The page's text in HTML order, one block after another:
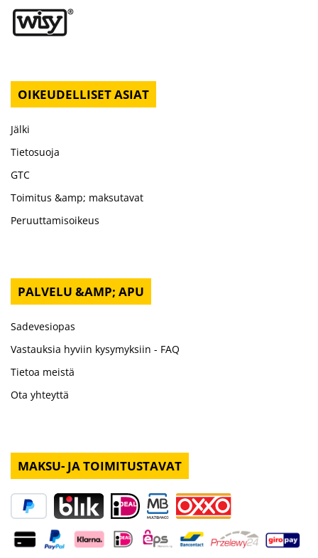
OIKEUDELLISET ASIAT
Jälki
Tietosuoja
GTC
Toimitus &amp; maksutavat
Peruuttamisoikeus
PALVELU &AMP; APU
Sadevesiopas
Vastauksia hyviin kysymyksiin - FAQ
Tietoa meistä
Ota yhteyttä
MAKSU- JA TOIMITUSTAVAT